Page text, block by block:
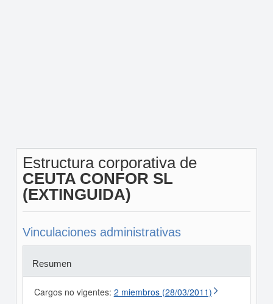
Estructura corporativa de
CEUTA CONFOR SL
(EXTINGUIDA)
Vinculaciones administrativas
Resumen
Cargos no vigentes: 2 miembros (28/03/2011)